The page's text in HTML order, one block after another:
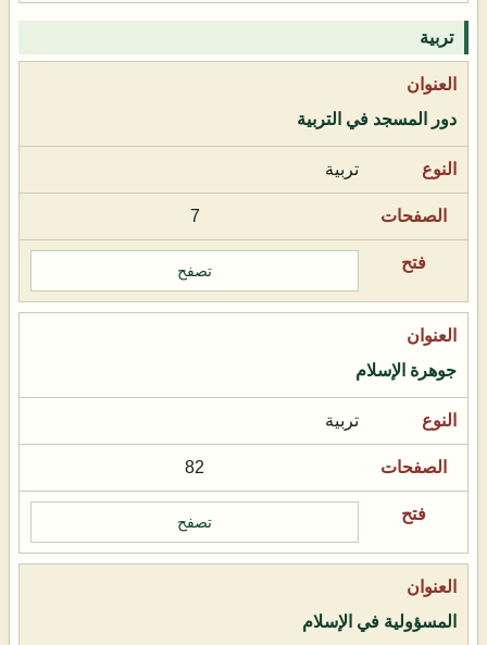
تربية
دور المسجد في التربية
تربية
7
تصفح
جوهرة الإسلام
تربية
82
تصفح
المسؤولية في الإسلام